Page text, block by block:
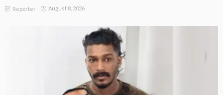
Reporter August 8, 2026